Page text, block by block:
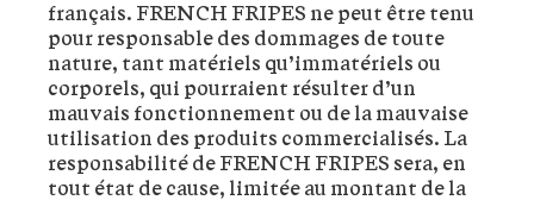
français. FRENCH FRIPES ne peut être tenu
pour responsable des dommages de toute
nature, tant matériels qu’immatériels ou
corporels, qui pourraient résulter d’un
mauvais fonctionnement ou de la mauvaise
utilisation des produits commercialisés. La
responsabilité de FRENCH FRIPES sera, en
tout état de cause, limitée au montant de la